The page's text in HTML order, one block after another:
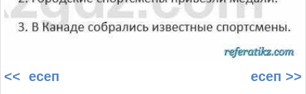
<< есеп есеп >>